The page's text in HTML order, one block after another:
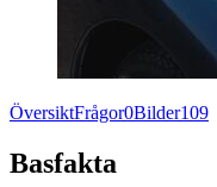
ÖversiktFrågor0Bilder109
Basfakta